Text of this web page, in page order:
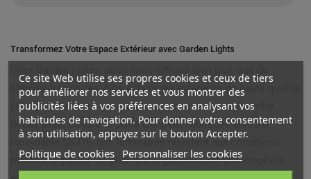
Transformez Votre Espace Extérieur avec Garden Lights
simples luminaires. Nos éclairages extérieurs de haute qualité
(12 V) sont conçus pour sublimer chaque recoin de votre
jardin, allée, clôture et porte d'entrée. Fabriqués en acier
inoxydable SS316, nos luminaires résistent aux conditions
météorologiques les plus rudes, garantissant une longévité
Ce site Web utilise ses propres cookies et ceux de tiers
pour améliorer nos services et vous montrer des
publicités liées à vos préférences en analysant vos
habitudes de navigation. Pour donner votre consentement
à son utilisation, appuyez sur le bouton Accepter.
Politique de cookies Personnaliser les cookies